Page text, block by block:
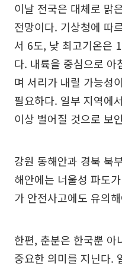
이날 전국은 대체로 맑
전망이다. 기상청에 따
서 6도, 낮 최고기온은
다. 내륙을 중심으로 아
며 서리가 내릴 가능성
필요하다. 일부 지역에
이상 벌어질 것으로 보
강원 동해안과 경북 북
해안에는 너울성 파도
가 안전사고에도 유의
한편, 춘분은 한국뿐 아
중요한 의미를 지닌다.